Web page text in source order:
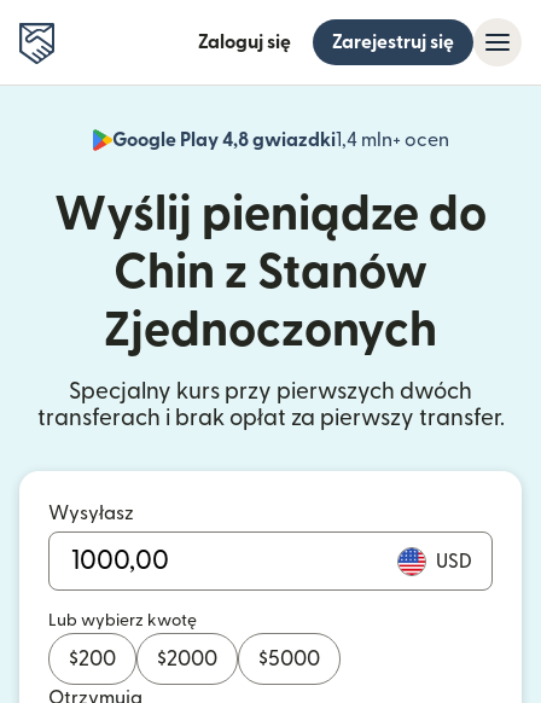
Zaloguj się Zarejestruj się
Google Play 4,8 gwiazdki1,4 mln+ ocen
(otwiera
Wyślij pieniądze do
Chin z Stanów
Zjednoczonych
Specjalny kurs przy pierwszych dwóch
transferach i brak opłat za pierwszy transfer.
Wysyłasz
USD
Lub wybierz kwotę
$200 $2000 $5000
Otrzymują